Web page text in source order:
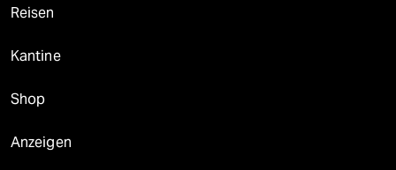
Reisen
Kantine
Shop
Anzeigen